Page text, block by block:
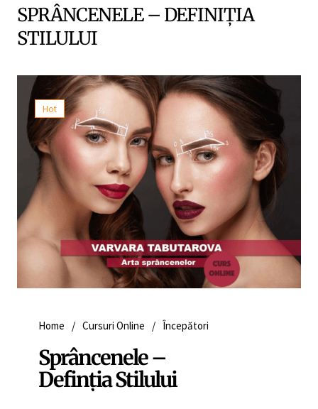
SPRÂNCENELE – DEFINIȚIA
STILULUI
Hot
Home / Cursuri Online / Începători
Sprâncenele –
Definția Stilului